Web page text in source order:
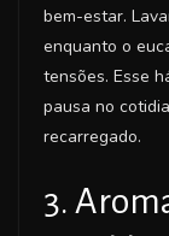
bem-estar.
enquanto o
tensões. Esse
pausa no
recarregado.
3.